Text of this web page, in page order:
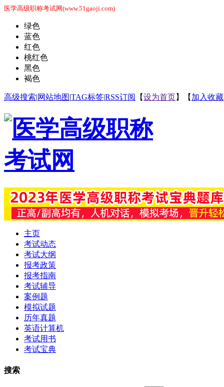
医学高级职称考试网(www.51gaoji.com)
绿色
蓝色
红色
桃红色
黑色
褐色
高级搜索|网站地图|TAG标签|RSS订阅 【设为首页】【 加入收藏
主页
考试动态
考试大纲
报考政策
报考指南
考试辅导
案例题
模拟试题
历年真题
英语计算机
考试用书
考试宝典
搜索